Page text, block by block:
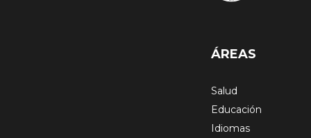
ÁREAS
Salud
Educación
Idiomas